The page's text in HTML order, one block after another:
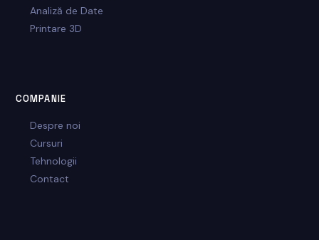
Analiză de Date
Printare 3D
COMPANIE
Despre noi
Cursuri
Tehnologii
Contact